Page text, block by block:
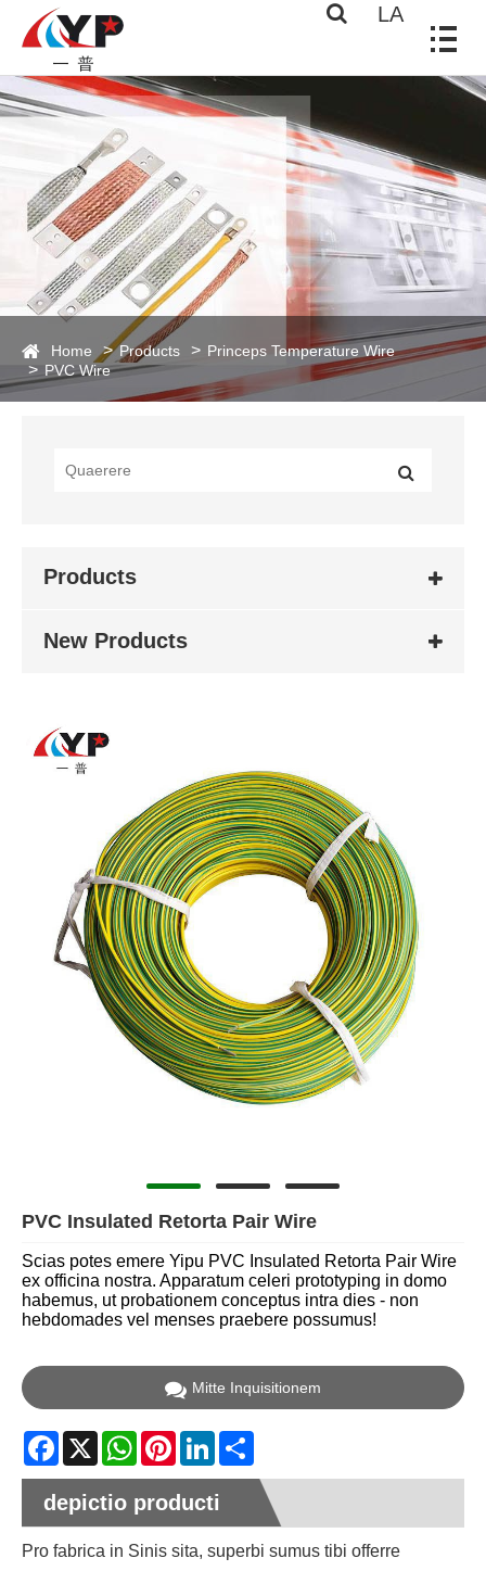
LA
Home Products
Princeps Temperature Wire
PVC Wire
Products
New Products
PVC Insulated Retorta Pair Wire
Scias potes emere Yipu PVC Insulated Retorta Pair Wire
ex officina nostra. Apparatum celeri prototyping in domo
habemus, ut probationem conceptus intra dies - non
hebdomades vel menses praebere possumus!
Mitte Inquisitionem
Facebook
X WhatsApp
PinterestLinkedIn
depictio producti
Pro fabrica in Sinis sita, superbi sumus tibi offerre